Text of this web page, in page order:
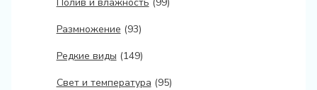
Размножение (93)
Редкие виды (149)
Свет и температура (95)